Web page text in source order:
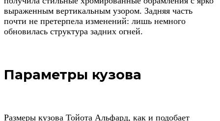
выраженным вертикальным узором. Задняя часть
почти не претерпела изменений: лишь немного
обновилась структура задних огней.
Параметры кузова
Размеры кузова Тойота Альфард, как и подобает